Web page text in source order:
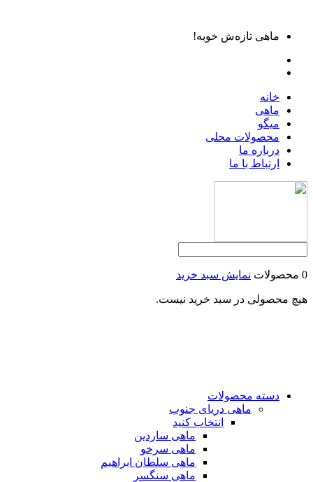
ماهی تازه‌ش خوبه!
خانه
ماهی
میگو
محصولات محلی
درباره ما
ارتباط با ما
0 محصولات نمایش سبد خرید
هیچ محصولی در سبد خرید نیست.
دسته محصولات
ماهی دریای جنوب
انتخاب کنید
ماهی ساردین
ماهی سرخو
ماهی سلطان ابراهیم
ماهی سنگسر